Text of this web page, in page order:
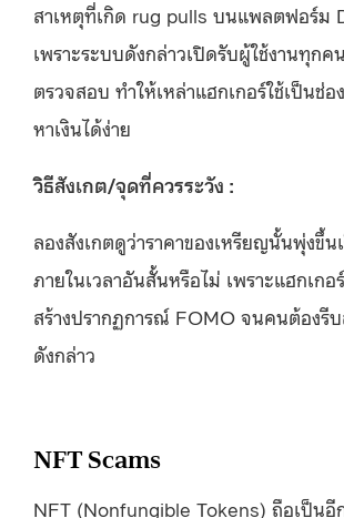
สาเหตุที่เกิด rug pulls บนแพลตฟอร์ม
เพราะระบบดังกล่าวเปิดรับผู้ใช้งานทุกค
ตรวจสอบ ทำให้เหล่าแฮกเกอร์ใช้เป็นช่อ
หาเงินได้ง่าย
วิธีสังเกต/จุดที่ควรระวัง :
ลองสังเกตดูว่าราคาของเหรียญนั้นพุ่งขึ้น
ภายในเวลาอันสั้นหรือไม่ เพราะแฮกเกอ
สร้างปรากฏการณ์ FOMO จนคนต้องรี
ดังกล่าว
NFT Scams
NFT (Nonfungible Tokens) ถือเป็นอี